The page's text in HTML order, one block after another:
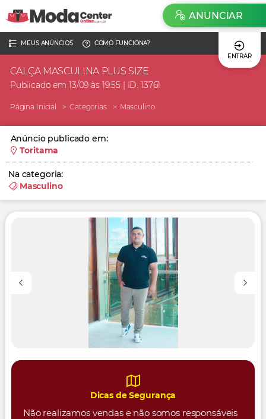
MEUS ANÚNCIOS
COMO FUNCIONA?
ENTRAR
ANUNCIAR
CALÇA MASCULINA PLUS SIZE
Publicado em 13/09 às 19:55 | ID. 13761
Página Inicial Categorias Masculino
Anúncio publicado em:
Toritama
Na categoria:
Masculino
Dicas de Segurança
Não realizamos vendas e não somos responsáveis